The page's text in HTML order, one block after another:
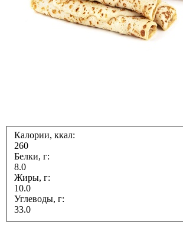
Калории, ккал:
260
Белки, г:
8.0
Жиры, г:
10.0
Углеводы, г:
33.0